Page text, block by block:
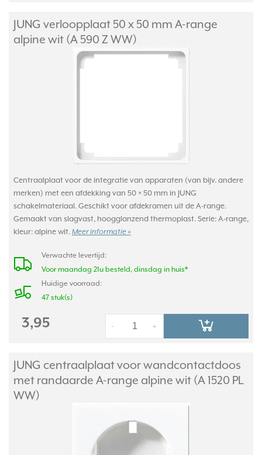
JUNG verloopplaat 50 x 50 mm A-range
alpine wit (A 590 Z WW)
Centraalplaat voor de integratie van apparaten (van bijv. andere
merken) met een afdekking van 50 × 50 mm in JUNG
schakelmateriaal. Geschikt voor afdekramen uit de A-range.
Gemaakt van slagvast, hoogglanzend thermoplast. Serie: A-range,
kleur: alpine wit. Meer informatie »
Verwachte levertijd:
Voor maandag 21u besteld, dinsdag in huis*
Huidige voorraad:
47 stuk(s)
3,95 +
-
JUNG centraalplaat voor wandcontactdoos
met randaarde A-range alpine wit (A 1520 PL
WW)